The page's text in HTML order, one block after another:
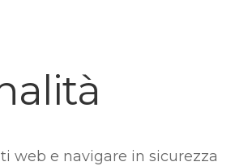
web e navigare in sicurezza